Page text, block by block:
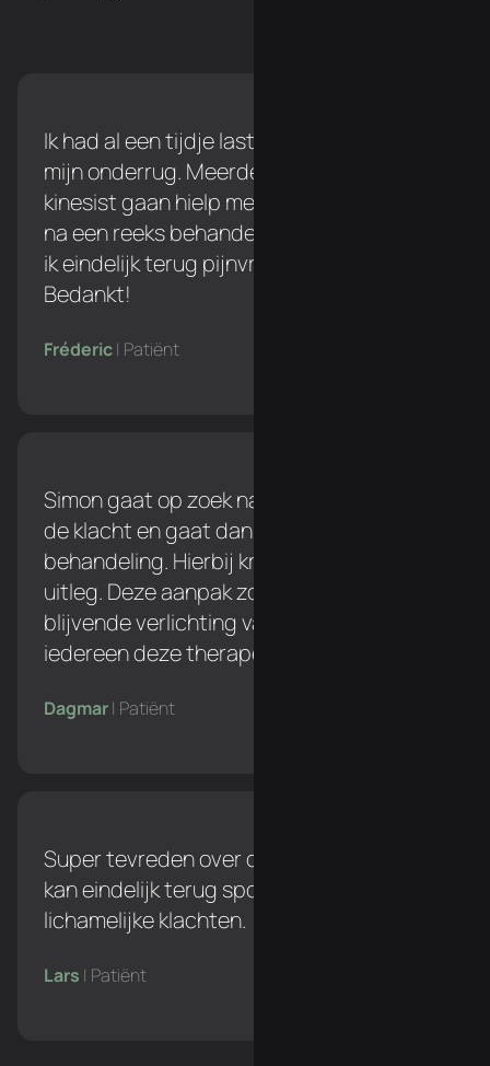
Ik had al een tijdje last tijdens het lopen in
mijn onderrug. Meerdere keren naar een
kinesist gaan hielp me niet verder, maar
na een reeks behandelingen bij Simon ben
ik eindelijk terug pijnvrij tijdens het lopen!
Bedankt!
Fréderic| Patiënt
Simon gaat op zoek naar de oorzaak van
de klacht en gaat dan pas over naar een
behandeling. Hierbij krijg je een duidelijke
uitleg. Deze aanpak zorgt voor een
blijvende verlichting van de klacht. Ik zou
iedereen deze therapeut aanraden!
Dagmar| Patiënt
Super tevreden over de behandelingen. Ik
kan eindelijk terug sporten zonder
lichamelijke klachten.
Lars | Patiënt